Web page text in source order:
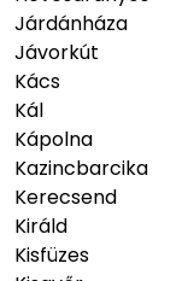
Járdánháza
Jávorkút
Kács
Kál
Kápolna
Kazincbarcika
Kerecsend
Királd
Kisfüzes